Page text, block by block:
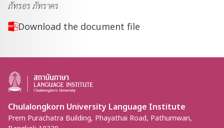
ภัทรอร ภัทราคร
Download the document file
Chulalongkorn University Language Institute
Prem Purachatra Building, Phayathai Road, Pathumwan,